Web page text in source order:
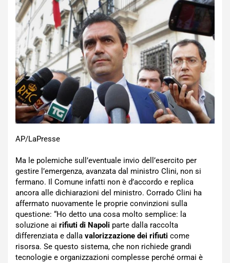
AP/LaPresse
Ma le polemiche sull’eventuale invio dell’esercito per
gestire l’emergenza, avanzata dal ministro Clini, non si
fermano. Il Comune infatti non è d’accordo e replica
ancora alle dichiarazioni del ministro. Corrado Clini ha
affermato nuovamente le proprie convinzioni sulla
questione: “Ho detto una cosa molto semplice: la
soluzione ai rifiuti di Napoli parte dalla raccolta
differenziata e dalla valorizzazione dei rifiuti come
risorsa. Se questo sistema, che non richiede grandi
tecnologie e organizzazioni complesse perché ormai è